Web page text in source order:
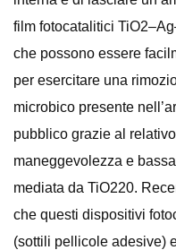
film fotocatalitici
che possono essere
per esercitare una
microbico presente
pubblico grazie al
maneggevolezza e
mediata da TiO220.
che questi dispositivi
(sottili pellicole adesive)